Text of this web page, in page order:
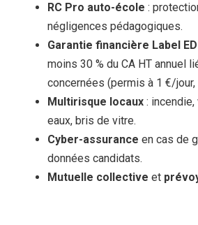
RC Pro auto-école :
négligences pédagogiques.
Garantie financière Label
moins 30 % du CA HT annuel
concernées (permis à 1 €/jour,
Multirisque locaux :
eaux, bris de vitre.
Cyber-assurance en cas de
données candidats.
Mutuelle collective et